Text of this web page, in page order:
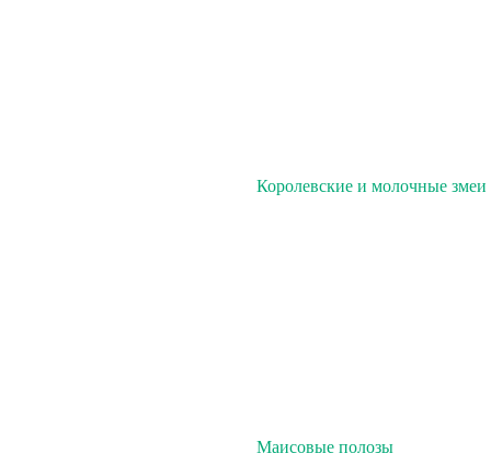
Королевские и молочные змеи
Маисовые полозы